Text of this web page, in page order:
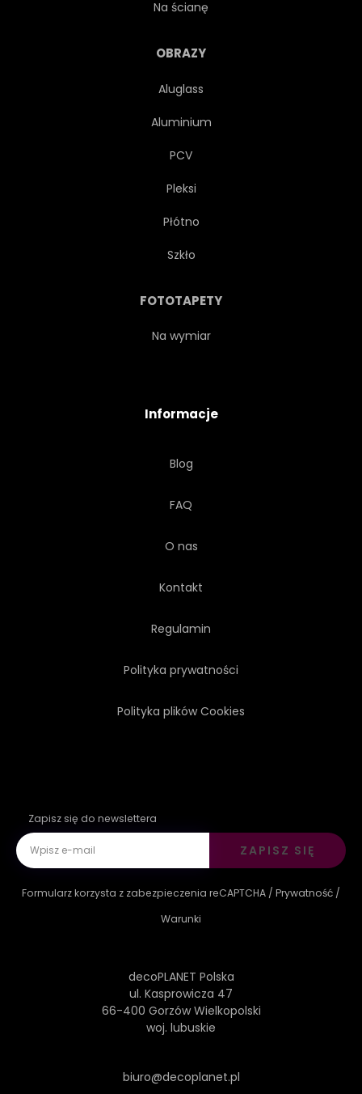
Na ścianę
OBRAZY
Aluglass
Aluminium
PCV
Pleksi
Płótno
Szkło
FOTOTAPETY
Na wymiar
Informacje
Blog
FAQ
O nas
Kontakt
Regulamin
Polityka prywatności
Polityka plików Cookies
Zapisz się do newslettera
ZAPISZ SIĘ
Formularz korzysta z zabezpieczenia reCAPTCHA / Prywatność /
Warunki
decoPLANET Polska
ul. Kasprowicza 47
66-400 Gorzów Wielkopolski
woj. lubuskie
biuro@decoplanet.pl